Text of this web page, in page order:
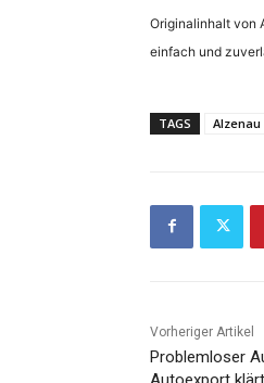
Originalinhalt von
einfach und
TAGS Alzenau
Vorheriger Artikel
Problemloser